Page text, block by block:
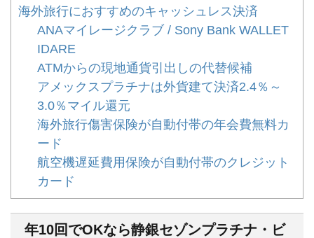
海外旅行におすすめのキャッシュレス決済
ANAマイレージクラブ / Sony Bank WALLET
IDARE
ATMからの現地通貨引出しの代替候補
アメックスプラチナは外貨建て決済2.4％～
3.0％マイル還元
海外旅行傷害保険が自動付帯の年会費無料カ
ード
航空機遅延費用保険が自動付帯のクレジット
カード
年10回でOKなら静銀セゾンプラチナ・ビ